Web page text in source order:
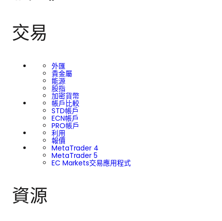
交易
外匯
貴金屬
能源
股指
加密貨幣
帳戶比較
STD帳戶
ECN帳戶
PRO帳戶
利用
報價
MetaTrader 4
MetaTrader 5
EC Markets交易應用程式
資源